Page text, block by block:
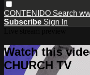
CONTENIDO Search
Subscribe Sign In
Watch this
CHURCH TV